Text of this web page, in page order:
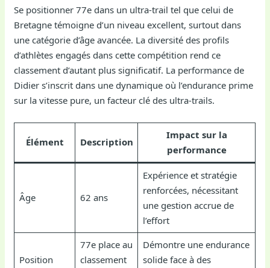
Se positionner 77e dans un ultra-trail tel que celui de
Bretagne témoigne d’un niveau excellent, surtout dans
une catégorie d’âge avancée. La diversité des profils
d’athlètes engagés dans cette compétition rend ce
classement d’autant plus significatif. La performance de
Didier s’inscrit dans une dynamique où l’endurance prime
sur la vitesse pure, un facteur clé des ultra-trails.
Élément Description
Impact sur la
performance
Âge 62 ans
Expérience et stratégie
renforcées, nécessitant
une gestion accrue de
l’effort
Position
77e place au
classement
Démontre une endurance
solide face à des